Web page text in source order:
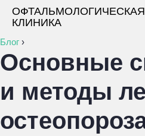
ОФТАЛЬМОЛОГИЧЕСКАЯ
КЛИНИКА
Блог ›
Основные
и методы